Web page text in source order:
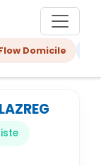
Domicile